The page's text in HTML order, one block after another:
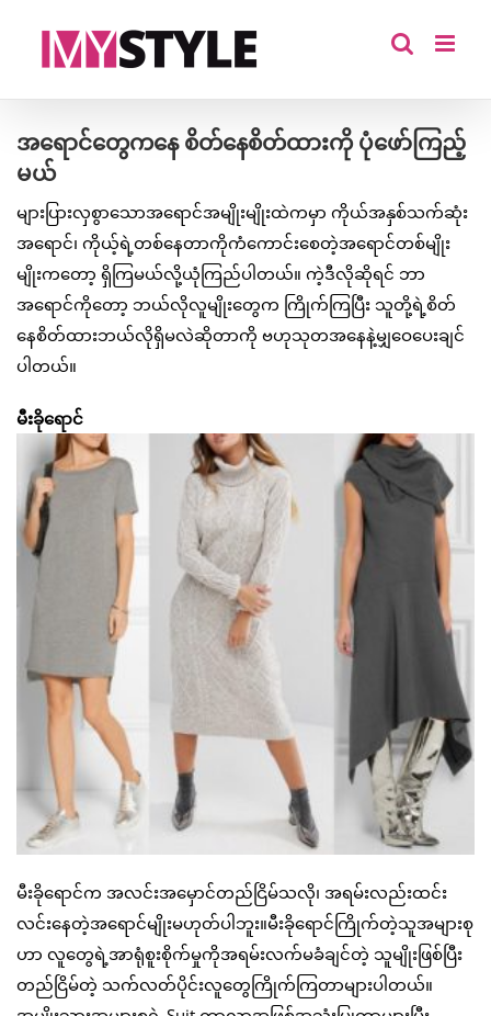
အရောင်တွေကနေ စိတ်နေစိတ်ထားကို ပုံဖော်ကြည့်
မယ်
များပြားလှစွာသောအရောင်အမျိုးမျိုးထဲကမှာ ကိုယ်အနှစ်သက်ဆုံး
အရောင်၊ ကိုယ့်ရဲ့တစ်နေတာကိုကံကောင်းစေတဲ့အရောင်တစ်မျိုး
မျိုးကတော့ ရှိကြမယ်လို့ယုံကြည်ပါတယ်။ ကဲ့ဒီလိုဆိုရင် ဘာ
အရောင်ကိုတော့ ဘယ်လိုလူမျိုးတွေက ကြိုက်ကြပြီး သူတို့ရဲ့စိတ်
နေစိတ်ထားဘယ်လိုရှိမလဲဆိုတာကို ဗဟုသုတအနေနဲ့မျှဝေပေးချင်
ပါတယ်။
မီးခိုရောင်
မီးခိုရောင်က အလင်းအမှောင်တည်ငြိမ်သလို၊ အရမ်းလည်းထင်း
လင်းနေတဲ့အရောင်မျိုးမဟုတ်ပါဘူး။မီးခိုရောင်ကြိုက်တဲ့သူအများစု
ဟာ လူတွေရဲ့အာရုံစူးစိုက်မှုကိုအရမ်းလက်မခံချင်တဲ့ သူမျိုးဖြစ်ပြီး
တည်ငြိမ်တဲ့ သက်လတ်ပိုင်းလူတွေကြိုက်ကြတာများပါတယ်။